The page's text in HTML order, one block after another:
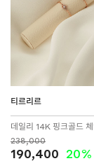
티르리르
데일리 14K 핑크골드
238,000
190,400 20%